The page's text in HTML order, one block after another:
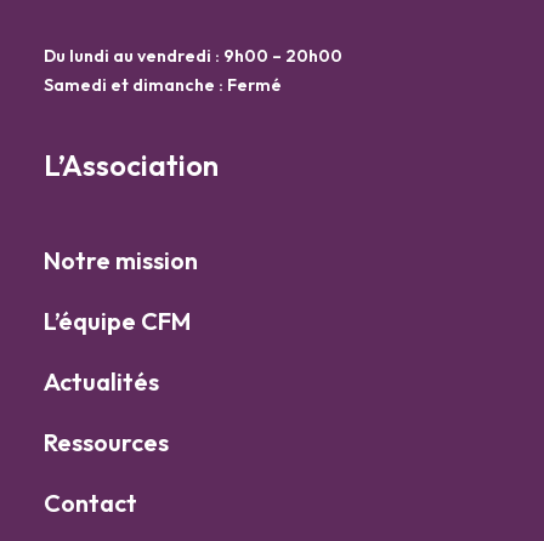
Du lundi au vendredi : 9h00 – 20h00
Samedi et dimanche : Fermé
L’Association
Notre mission
L’équipe CFM
Actualités
Ressources
Contact